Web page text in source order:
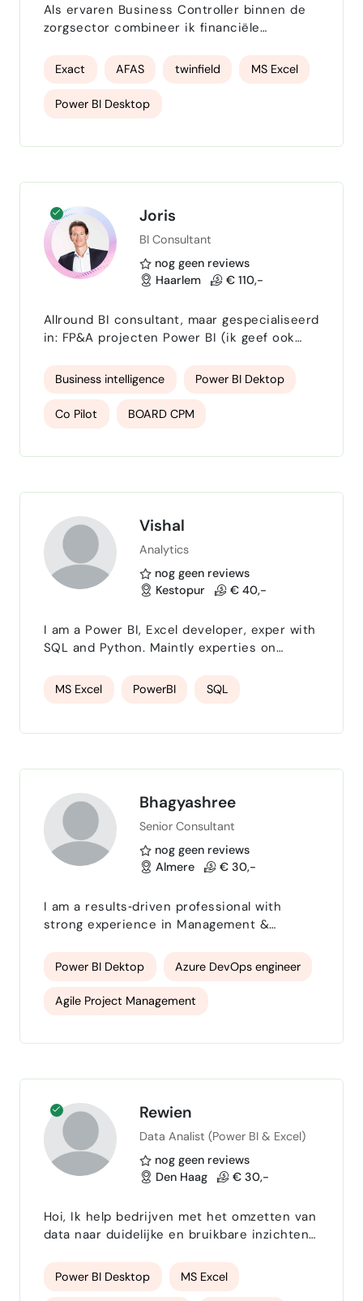
Als ervaren Business Controller binnen de
zorgsector combineer ik financiële
en analytisch inzicht. Ik help organisaties in
beheersen en strategische doelen te
verwezenlijken. Daarnaast verzorg ik op zzp-
omzetbelasting, waarmee ik mijn
Exact AFAS twinfield MS Excel
Power BI Desktop
Joris
BI Consultant
nog geen reviews
Haarlem
€ 110,-
Allround BI consultant, maar gespecialiseerd
in: FP&A projecten Power BI (ik geef ook
(budget/planning/forecast)
Business intelligence Power BI Dektop
Co Pilot BOARD CPM
Vishal
Analytics
nog geen reviews
Kestopur
€ 40,-
I am a Power BI, Excel developer, exper with
SQL and Python. Maintly experties on
MS Excel PowerBI SQL
Bhagyashree
Senior Consultant
nog geen reviews
Almere
€ 30,-
I am a results‑driven professional with
strong experience in Management &
foundation in Marketing & Communication .
I specialize in translating business needs
into clear strategies, optimizing processes,
Power BI Dektop Azure DevOps engineer
Agile Project Management
Rewien
Data Analist (Power BI & Excel)
nog geen reviews
Den Haag
€ 30,-
Hoi, Ik help bedrijven met het omzetten van
data naar duidelijke en bruikbare inzichten.
dashboards bouwen- Excel opschonen en
automatiseren- Power Query (data
Power BI Desktop MS Excel